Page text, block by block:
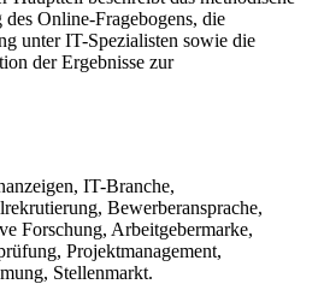
Online-Fragebogens, die
unter IT-Spezialisten sowie die
der Ergebnisse zur
IT-Branche,
Bewerberansprache,
Forschung, Arbeitgebermarke,
Projektmanagement,
Stellenmarkt.